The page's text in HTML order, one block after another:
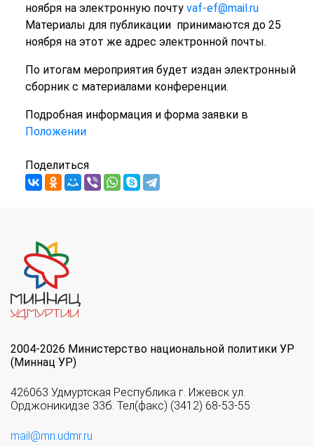
ноября на электронную почту vaf-ef@mail.ru
Материалы для публикации принимаются до 25
ноября на этот же адрес электронной почты.
По итогам мероприятия будет издан электронный
сборник с материалами конференции.
Подробная информация и форма заявки в
Положении
Поделиться
2004-2026 Министерство национальной политики УР
(Миннац УР)
426063 Удмуртская Республика г. Ижевск ул.
Орджоникидзе 33б. Тел(факс) (3412) 68-53-55
mail@mn.udmr.ru